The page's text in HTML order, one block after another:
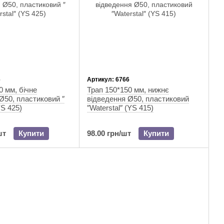
мм, бічне
пластиковий ″
425)
Купити
Артикул: 6766
Трап 150*150 мм, нижнє
відведення Ø50, пластиковий
″Waterstal″ (YS 415)
98.00 грн/шт Купити